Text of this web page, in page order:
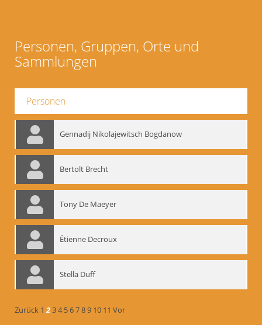
Personen, Gruppen, Orte und
Sammlungen
Personen
Gennadij Nikolajewitsch Bogdanow
Bertolt Brecht
Tony De Maeyer
Étienne Decroux
Stella Duff
Zurück 1 234 56789 10 11 Vor